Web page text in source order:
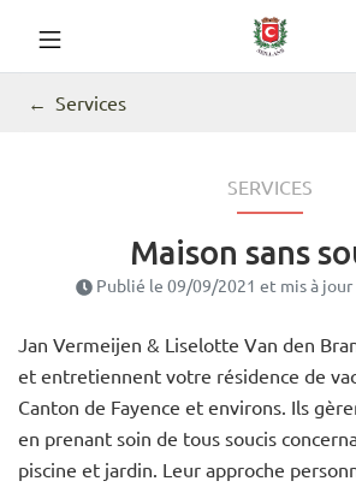
contenu
Services
SERVICES
Maison sans
Publié le 09/09/2021 et mis à jour
Jan Vermeijen & Liselotte Van den
et entretiennent votre résidence de
Canton de Fayence et environs. Ils
en prenant soin de tous soucis
piscine et jardin. Leur approche